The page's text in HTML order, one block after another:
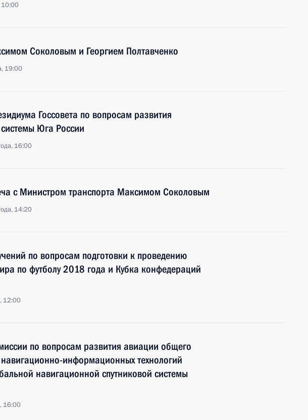
10:00
Соколовым и Георгием Полтавченко
19:00
Госсовета по вопросам развития
Юга России
16:00
с Министром транспорта Максимом Соколовым
14:20
по вопросам подготовки к проведению
по футболу 2018 года и Кубка конфедераций
12:00
по вопросам развития авиации общего
информационных технологий
навигационной спутниковой системы
16:00